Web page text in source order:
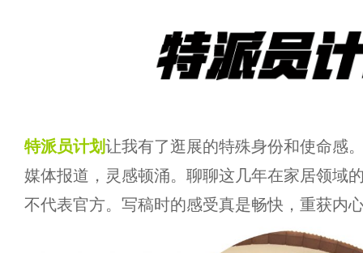
特派员计划让我有了逛展的特殊身份和使命感
媒体报道，灵感顿涌。聊聊这几年在家居领域
不代表官方。写稿时的感受真是畅快，重获内